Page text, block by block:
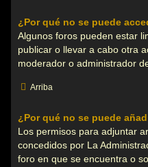
¿Por qué no se puede
Algunos foros pueden estar
publicar o llevar a cabo otra
moderador o administrador
Arriba
¿Por qué no se puede
Los permisos para adjuntar
concedidos por La
foro en que se encuentra o